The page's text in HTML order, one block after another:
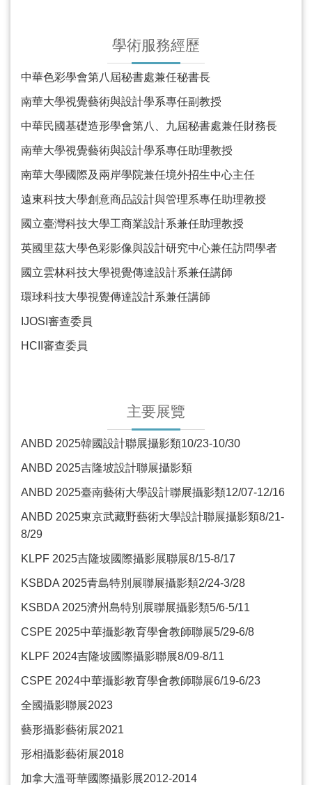
學術服務經歷
中華色彩學會第八屆秘書處兼任秘書長
南華大學視覺藝術與設計學系專任副教授
中華民國基礎造形學會第八、九屆秘書處兼任財務長
南華大學視覺藝術與設計學系專任助理教授
南華大學國際及兩岸學院兼任境外招生中心主任
遠東科技大學創意商品設計與管理系專任助理教授
國立臺灣科技大學工商業設計系兼任助理教授
英國里茲大學色彩影像與設計研究中心兼任訪問學者
國立雲林科技大學視覺傳達設計系兼任講師
環球科技大學視覺傳達設計系兼任講師
IJOSI 審查委員
HCII 審查委員
主要展覽
ANBD 2025韓國設計聯展攝影類10/23-10/30
ANBD 2025吉隆坡設計聯展攝影類
ANBD 2025臺南藝術大學設計聯展攝影類12/07-12/16
ANBD 2025東京武藏野藝術大學設計聯展攝影類8/21-
8/29
KLPF 2025吉隆坡國際攝影展聯展8/15-8/17
KSBDA 2025青島特別展聯展攝影類2/24-3/28
KSBDA 2025濟州島特別展聯展攝影類5/6-5/11
CSPE 2025中華攝影教育學會教師聯展5/29-6/8
KLPF 2024吉隆坡國際攝影聯展8/09-8/11
CSPE 2024中華攝影教育學會教師聯展6/19-6/23
全國攝影聯展2023
藝形攝影藝術展2021
形相攝影藝術展2018
加拿大溫哥華國際攝影展2012-2014